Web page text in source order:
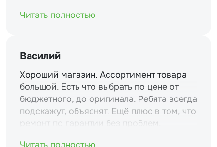
Читать полностью
Василий
Хороший магазин. Ассортимент товара
большой. Есть что выбрать по цене от
бюджетного, до оригинала. Ребята всегда
подскажут, объяснят. Ещё плюс в том, что
ремонт по гарантии без проблем.
Читать полностью